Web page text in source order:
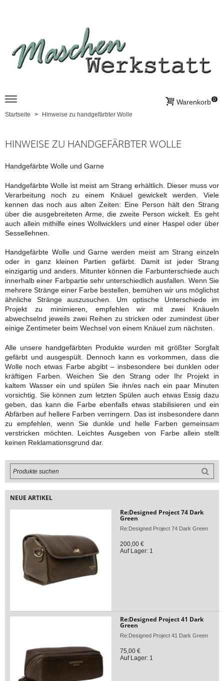
Warenkorb 0
Startseite Hinweise zu handgefärbter Wolle
HINWEISE ZU HANDGEFÄRBTER WOLLE
Handgefärbte Wolle und Garne
Handgefärbte Wolle ist meist am Strang erhältlich. Dieser muss vor
Verarbeitung noch zu einem Knäuel gewickelt werden. Viele
kennen das noch aus alten Zeiten: Eine Person hält den Strang
über die ausgebreiteten Arme, die zweite Person wickelt. Es geht
auch allein mithilfe eines Wollwicklers und einer Haspel oder über
Sessellehnen.
Handgefärbte Wolle und Garne werden meist am Strang einzeln
oder in ganz kleinen Partien gefärbt. Damit ist jeder Strang
einzigartig und anders. Mitunter können die Farbunterschiede auch
innerhalb einer Farbpartie sehr unterschiedlich ausfallen. Wenn Sie
mehrere Stränge einer Farbe bestellen, bemühen wir uns möglichst
ähnliche Stränge auszusuchen. Um optische Unterschiede im
Projekt zu minimieren, empfehlen wir mit zwei Knäueln
abwechselnd jeweils zwei Reihen zu stricken oder zumindest über
einige Zentimeter beim Wechsel von einem Knäuel zum nächsten.
Alle unsere handgefärbten Produkte wurden mit größter Sorgfalt
gefärbt und ausgespült. Dennoch kann es vorkommen, dass die
Wolle noch etwas Farbe abgibt– insbesondere bei dunklen oder
kräftigen Farben. Weichen Sie den Strang oder Ihr Projekt in
kaltem Wasser ein und spülen Sie ihn/es nach ein paar Minuten
vorsichtig. Sie können zum letzten Spülen auch etwas Essig dazu
geben, das kann die Farbe ebenfalls etwas stabilisieren und ein
Abfärben auf hellere Farben verringern. Das ist insbesondere dann
zu empfehlen, wenn Sie dunkle und helle Farben gemeinsam
verstricken möchten. Leichtes Ausgeben von Farbe allein stellt
keinen Reklamationsgrund dar.
NEUE ARTIKEL
Re:Designed Project 74 Dark
Green
Re:Designed Project 74 Dark Green
200,00 €
Auf Lager: 1
Re:Designed Project 41 Dark
Green
Re:Designed Project 41 Dark Green
75,00 €
Auf Lager: 1